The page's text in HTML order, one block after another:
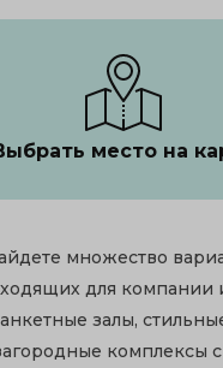
место на
множество
для компании
залы,
комплексы